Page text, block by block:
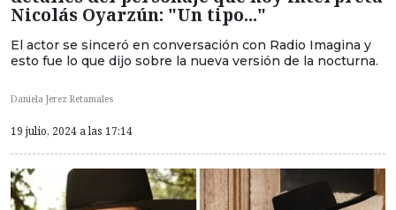
Nicolás Oyarzún: "Un tipo..."
El actor se sinceró en conversación con Radio Imagina y
esto fue lo que dijo sobre la nueva versión de la nocturna.
Daniela Jerez Retamales
19 julio, 2024 a las 17:14